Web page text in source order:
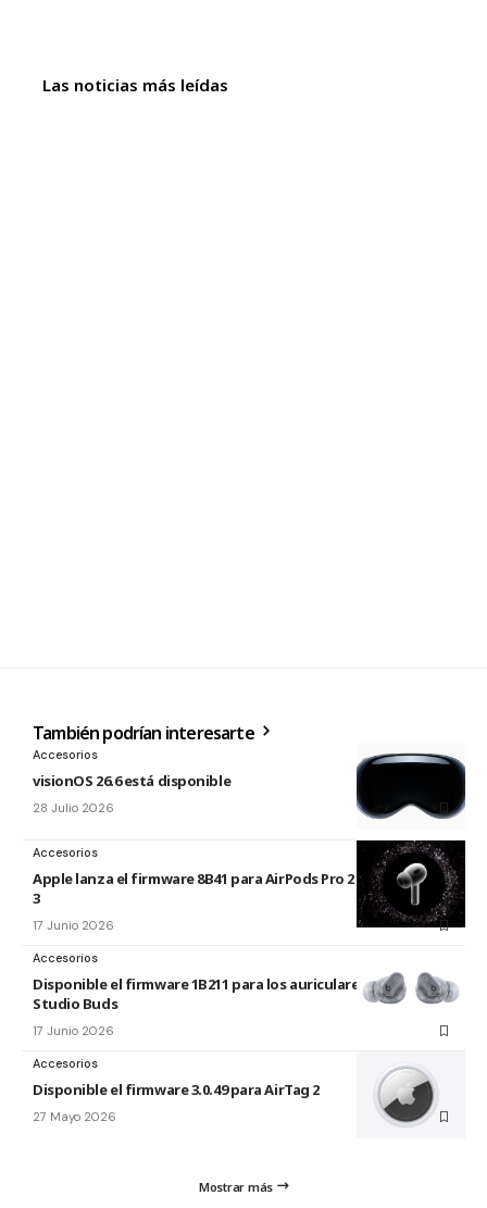
Las noticias más leídas
También podrían interesarte
Accesorios
visionOS 26.6 está disponible
28 Julio 2026
Accesorios
Apple lanza el firmware 8B41 para AirPods Pro 2 y AirPods Pro
3
17 Junio 2026
Accesorios
Disponible el firmware 1B211 para los auriculares Beats
Studio Buds
17 Junio 2026
Accesorios
Disponible el firmware 3.0.49 para AirTag 2
27 Mayo 2026
Mostrar más